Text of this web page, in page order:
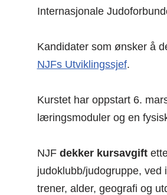
Internasjonale
Kandidater som ønsker å
NJFs Utviklingssjef.
Kurstet har oppstart 6.
læringsmoduler og en
NJF dekker kursavgift
judoklubb/judogruppe, ved
trener, alder, geografi og